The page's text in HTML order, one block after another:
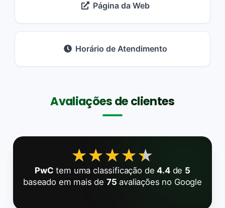
Página da Web
Horário de Atendimento
Avaliações de clientes
★★★★★
★★★★★
PwC tem uma classificação de4.4de 5
baseado em mais de 75 avaliações no Google